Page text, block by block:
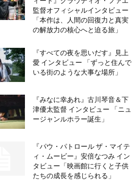
監督オフィシャルインタビュー
「本作は、人間の回復力と真実
の解放力の核心へと迫る旅」
『すべての夜を思いだす』見上
愛 インタビュー 「ずっと住んで
いる街のような大事な場所」
『みなに幸あれ』古川琴音＆下
津優太監督 インタビュー 「ニュ
ージャンルホラー誕生」
『パウ・パトロール ザ・マイテ
ィ・ムービー』安倍なつみ イン
タビュー「映画館に行くと子供
たちの成長を感じられる」